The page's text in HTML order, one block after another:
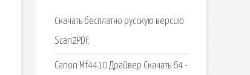
Скачать бесплатно русскую версию
Scan2PDF.
Canon Mf4410 Драйвер Скачать 64 -